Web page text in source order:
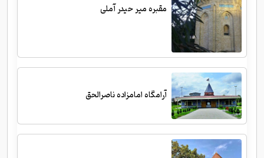
مقبره میر حیدر آملی
آرامگاه امامزاده ناصرالحق